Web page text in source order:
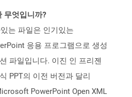
무엇입니까?
는 파일은 인기있는
응용 프로그램으로 생성
파일입니다. 이진 인 프리젠
PPT의 이전 버전과 달리
PowerPoint Open XML